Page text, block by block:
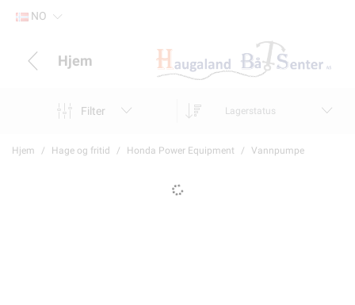
NO
Hjem
Filter Lagerstatus
Hjem Hage og fritid Honda Power Equipment Vannpumpe